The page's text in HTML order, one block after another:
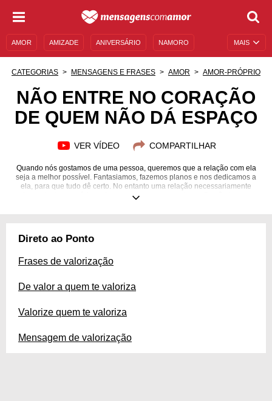
MAIS
AMOR AMIZADE ANIVERSÁRIO NAMORO
UNIVERSO FEMININO
MENSAGENS E FRASES MENSAGENS DE ANIVERSÁRIO
CATEGORIAS MENSAGENS E FRASES AMOR AMOR-PRÓPRIO
NÃO ENTRE NO CORAÇÃO
DE QUEM NÃO DÁ ESPAÇO
VER VÍDEO COMPARTILHAR
Quando nós gostamos de uma pessoa, queremos que a relação com ela
seja a melhor possível. Fantasiamos, fazemos planos e nos dedicamos a
ela, para que tudo dê certo. No entanto uma relação necessariamente
depende de, no mínimo, duas pessoas para acontecer. Se não houver
Descubra como valorizar quem realmente se importa com você!
Direto ao Ponto
Frases de valorização
De valor a quem te valoriza
Valorize quem te valoriza
Mensagem de valorização